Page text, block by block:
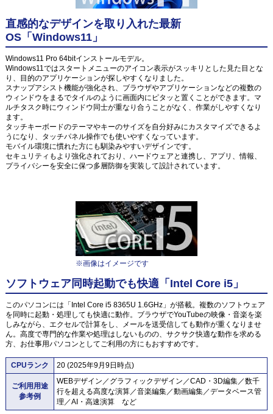
直感的なデザインを取り入れた最新
OS「Windows11」
Windows11 Pro 64bitインストールモデル。
Windows11ではスタートメニューのアイコン表示がスッキリとした見た目とな
り、目的のアプリケーションが探しやすくなりました。
スナップアシスト機能が強化され、ブラウザやアプリケーションなどの複数の
ウィンドウをまるでタイルのように画面内にピタッと置くことができます。マ
ルチタスク時にウィンドウ同士が重なり合うことがなく、作業がしやすくなり
ます。
タッチキーボードのテーマやキーのサイズを自分好みにカスタマイズできるよ
うになり、タッチパネル操作でも使いやすくなっています。
モバイル環境に慣れた方にも馴染みやすいデザインです。
セキュリティもより強化されており、ハードウェアと連携し、アプリ、情報、
プライバシーを安全に保つ多層防御を実装して設計されています。
※画像はイメージです
ソフトウェア同時起動でも快適「Intel Core i5」
このパソコンには「Intel Core i5 8365U 1.6GHz」が搭載。複数のソフトウェア
を同時に起動・処理しても快適に動作。ブラウザでYouTubeの映像・音楽を楽
しみながら、エクセルで計算をし、メールを送受信しても動作が重くなりませ
ん。高度で専門的な作業や処理はしないものの、サクサク快適な動作を求める
方、お仕事用パソコンとしてご利用の方にもおすすめです。
CPUランク 20 (2025年9月9日時点)
ご利用用途
参考例
WEBデザイン／グラフィックデザイン／CAD・3D編集／数千
行を超える高度な演算／音楽編集／動画編集／データベース管
理／AI・高速演算 など